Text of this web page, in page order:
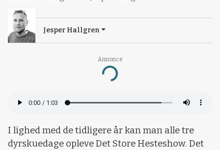
Annonce
Loading...
Jesper Hallgren
I lighed med de tidligere år kan man alle tre
dyrskuedage opleve Det Store Hesteshow. Det